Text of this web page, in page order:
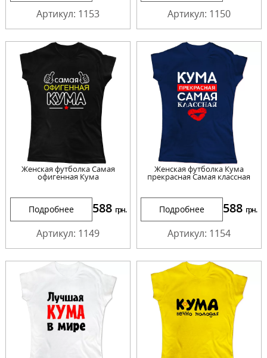
Артикул: 1153 Артикул: 1150
Женская футболка Самая
офигенная Кума
Подробнее 588 грн.
Артикул: 1149
Женская футболка Кума
прекрасная Самая классная
Подробнее 588 грн.
Артикул: 1154